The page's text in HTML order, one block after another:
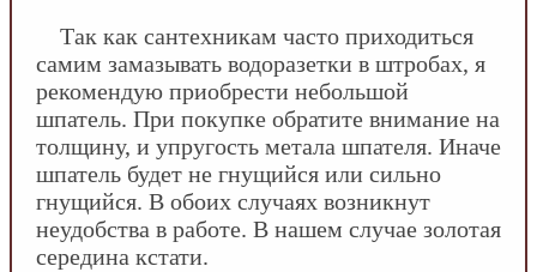
Так как сантехникам часто приходиться
самим замазывать водоразетки в штробах, я
рекомендую приобрести небольшой
шпатель. При покупке обратите внимание на
толщину, и упругость метала шпателя. Иначе
шпатель будет не гнущийся или сильно
гнущийся. В обоих случаях возникнут
неудобства в работе. В нашем случае золотая
середина кстати.